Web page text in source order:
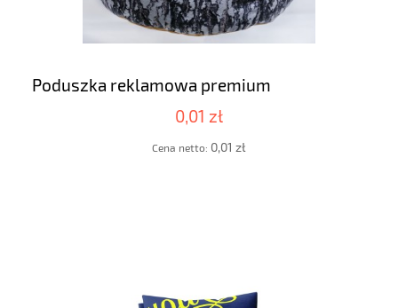
Poduszka reklamowa premium
0,01 zł
Cena netto: 0,01 zł